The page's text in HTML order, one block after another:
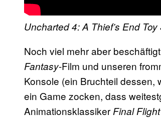
Uncharted 4: A Thief’s End
Noch viel mehr aber
Fantasy-Film und unseren
Konsole (ein Bruchteil dessen,
ein Game zocken, dass
Animationsklassiker Final